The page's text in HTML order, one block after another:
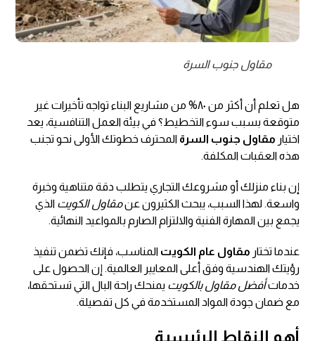
مقاول جنوب السرة
هل تعلم أن أكثر من ٨٠% من مشاريع البناء تواجه تأخيرات غير
متوقعة بسبب سوء التخطيط؟ في بيئة العمل التنافسية، يعد
اختيار مقاول جنوب السرة المحترف خطوتك الأولى نحو تجنب
هذه العقبات المكلفة.
إن بناء منزلك أو مشروعك التجاري يتطلب دقة متناهية وخبرة
واسعة. لهذا السبب، يبحث الكثيرون عنمقاول الكويت الذي
يجمع بين المهارة الفنية والالتزام الصارم بالمواعيد النهائية.
عندما تختار مقاول عام الكويت المناسب، فإنك تضمن تنفيذ
رؤيتك الهندسية وفق أعلى المعايير العالمية. إن الحصول على
خدماتأفضل مقاول بالكويت يمنحك راحة البال التي تستحقها،
مع ضمان جودة المواد المستخدمة في كل تفصيلة.
أهم النقاط الرئيسية